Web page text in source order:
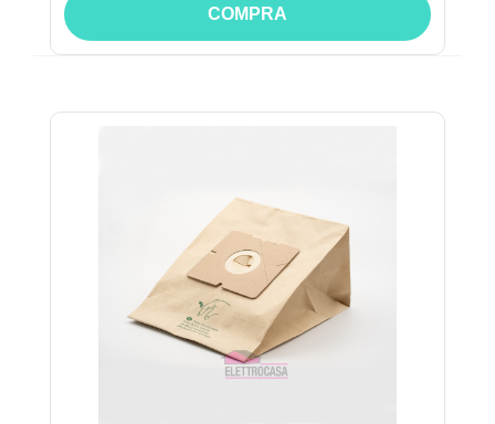
COMPRA